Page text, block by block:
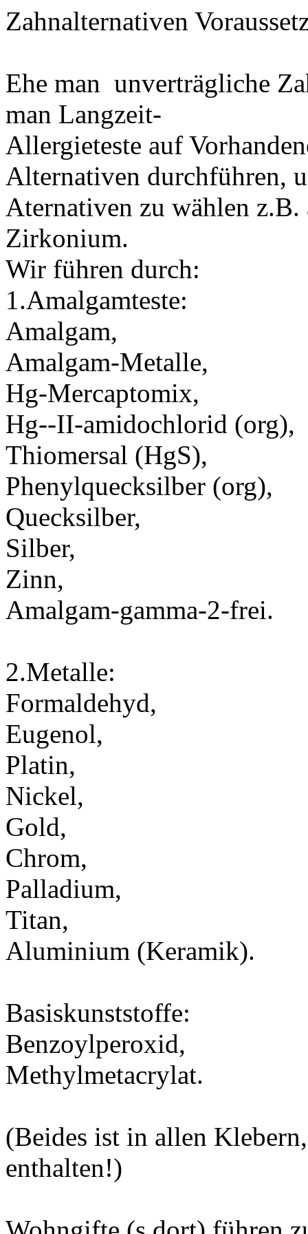
Zahnalternativen
Ehe man unverträgliche
man Langzeit-
Allergieteste auf
Alternativen durchführen,
Aternativen zu wählen
Zirkonium.
Wir führen durch:
1.Amalgamteste:
Amalgam,
Amalgam-Metalle,
Hg-Mercaptomix,
Hg--II-amidochlorid (org),
Thiomersal (HgS),
Phenylquecksilber (org),
Quecksilber,
Silber,
Zinn,
Amalgam-gamma-2-frei.
2.Metalle:
Formaldehyd,
Eugenol,
Platin,
Nickel,
Gold,
Chrom,
Palladium,
Titan,
Aluminium (Keramik).
Basiskunststoffe:
Benzoylperoxid,
Methylmetacrylat.
(Beides ist in allen
enthalten!)